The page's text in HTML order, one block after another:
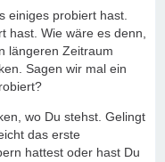
einiges probiert hast.
hast. Wie wäre es denn,
längeren Zeitraum
Sagen wir mal ein
wo Du stehst. Gelingt
das erste
hattest oder hast Du